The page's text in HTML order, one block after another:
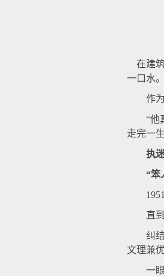
在建筑
一口水。
作为梁
“他真
走完一
执
“笨人
1951
直到志
纠结中
文理兼
一眼扫